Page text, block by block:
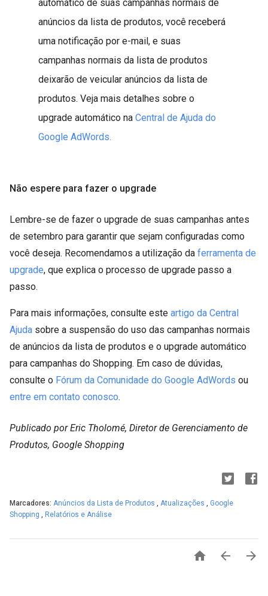
automático de suas campanhas normais de
anúncios da lista de produtos, você receberá
uma notificação por e-mail, e suas
campanhas normais da lista de produtos
deixarão de veicular anúncios da lista de
produtos. Veja mais detalhes sobre o
upgrade automático na Central de Ajuda do
Google AdWords.
Não espere para fazer o upgrade
Lembre-se de fazer o upgrade de suas campanhas antes
de setembro para garantir que sejam configuradas como
você deseja. Recomendamos a utilização da ferramenta de
upgrade, que explica o processo de upgrade passo a
passo.
Para mais informações, consulte este artigo da Central
Ajuda sobre a suspensão do uso das campanhas normais
de anúncios da lista de produtos e o upgrade automático
para campanhas do Shopping. Em caso de dúvidas,
consulte o Fórum da Comunidade do Google AdWords ou
entre em contato conosco.
Publicado por Eric Tholomé, Diretor de Gerenciamento de
Produtos, Google Shopping
Marcadores: Anúncios da Lista de Produtos , Atualizações , Google
Shopping , Relatórios e Análise
  